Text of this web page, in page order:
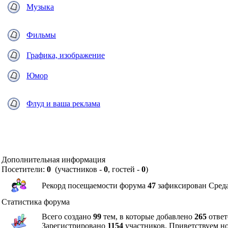
Музыка
Фильмы
Графика, изображение
Юмор
Флуд и ваша реклама
Дополнительная информация
Посетители: 0 (участников - 0, гостей - 0)
Рекорд посещаемости форума 47 зафиксирован
Статистика форума
Всего создано 99 тем, в которые добавлено 265
Зарегистрировано 1154 участников. Приветствуем